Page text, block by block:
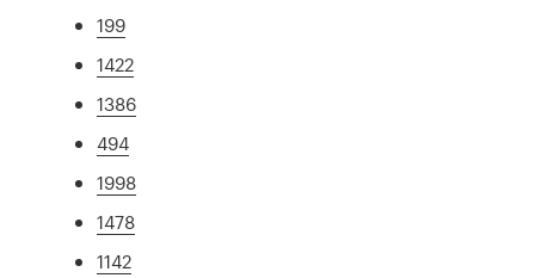
199
1422
1386
494
1998
1478
1142